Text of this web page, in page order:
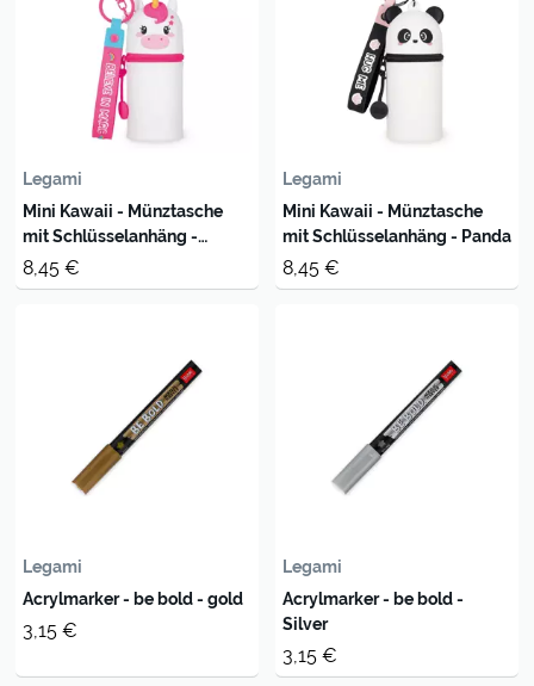
Legami
Mini Kawaii - Münztasche
mit Schlüsselanhäng -
Unicorn
8,45 €
Legami
Mini Kawaii - Münztasche
mit Schlüsselanhäng - Panda
8,45 €
Legami
Acrylmarker - be bold - gold
3,15 €
Legami
Acrylmarker - be bold -
Silver
3,15 €